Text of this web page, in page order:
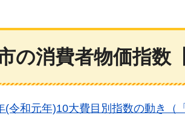
の消費者物価指数
(令和元年)10大費目別指数の動き（